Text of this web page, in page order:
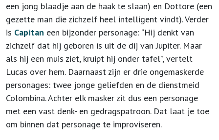
een jong blaadje aan de haak te slaan) en Dottore (een
gezette man die zichzelf heel intelligent vindt). Verder
is Capitan een bijzonder personage: “Hij denkt van
zichzelf dat hij geboren is uit de dij van Jupiter. Maar
als hij een muis ziet, kruipt hij onder tafel”, vertelt
Lucas over hem. Daarnaast zijn er drie ongemaskerde
personages: twee jonge geliefden en de dienstmeid
Colombina. Achter elk masker zit dus een personage
met een vast denk- en gedragspatroon. Dat laat je toe
om binnen dat personage te improviseren.